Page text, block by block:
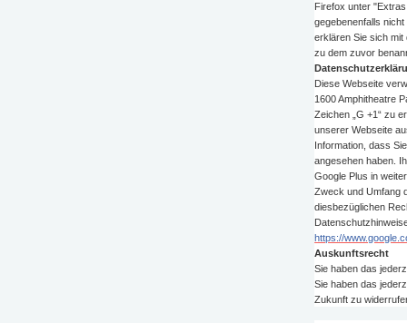
Firefox unter
gegebenenfalls
erklären Sie sich mit
zu dem zuvor
Diese Webseite
1600 Amphitheatre
Zeichen „G +1“ zu
unserer Webseite
Information, dass
angesehen haben.
Google Plus in
Zweck und Umfang
diesbezüglichen
https://
Auskunftsrecht
Sie haben das
Sie haben das
Zukunft zu